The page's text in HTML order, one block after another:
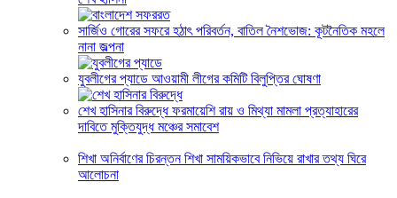
সার্জিও গোরের সফরে হঠাৎ পরিবর্তন, বাতিল নৈশভোজ: কূটনৈতিক মহলে
নানা জল্পনা
যুবলীগের প্যাডে আওয়ামী লীগের কমিটি বিলুপ্তির ঘোষণা
শেখ হাসিনার বিরুদ্ধে ফরমায়েশি রায় ও মিথ্যা মামলা প্রত্যাহারের
দাবিতে মুক্তিযুদ্ধ মঞ্চের সমাবেশ
শিখা অনির্বাণের চিরন্তন শিখা সাময়িকভাবে নিভিয়ে রাখার তথ্য ঘিরে
আলোচনা